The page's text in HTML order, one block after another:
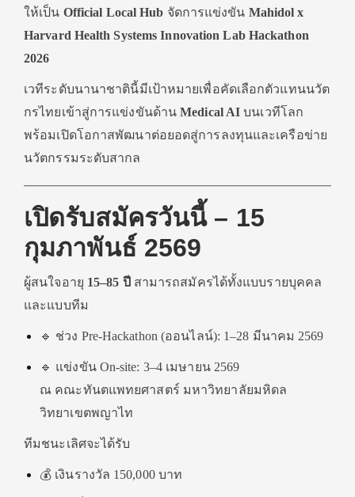
ให้เป็น Official Local Hub จัดการแข่งขัน Mahidol x
Harvard Health Systems Innovation Lab Hackathon
2026
เวทีระดับนานาชาตินี้มีเป้าหมายเพื่อคัดเลือกตัวแทนนวัต
กรไทยเข้าสู่การแข่งขันด้านMedical AI บนเวทีโลก
พร้อมเปิดโอกาสพัฒนาต่อยอดสู่การลงทุนและเครือข่าย
นวัตกรรมระดับสากล
เปิดรับสมัครวันนี้ – 15
กุมภาพันธ์ 2569
ผู้สนใจอายุ 15–85 ปี สามารถสมัครได้ทั้งแบบรายบุคคล
และแบบทีม
🔹 ช่วง Pre-Hackathon (ออนไลน์): 1–28 มีนาคม 2569
🔹 แข่งขัน On-site: 3–4 เมษายน 2569
ณ คณะทันตแพทยศาสตร์ มหาวิทยาลัยมหิดล
วิทยาเขตพญาไท
ทีมชนะเลิศจะได้รับ
💰 เงินรางวัล 150,000 บาท